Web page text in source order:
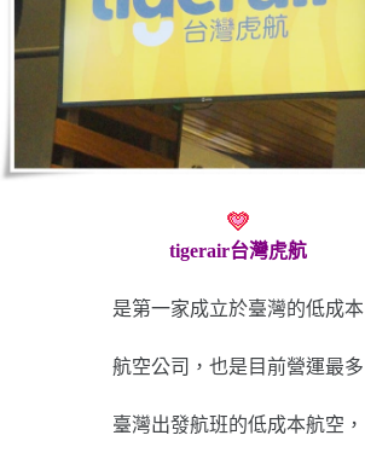
tigerair台灣虎航
是第一家成立於臺灣的低成本
航空公司，也是目前營運最多
臺灣出發航班的低成本航空，